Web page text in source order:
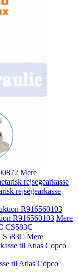
Mere
rejsegearkasse
R916560103 Mere
Mere
til Atlas Copco